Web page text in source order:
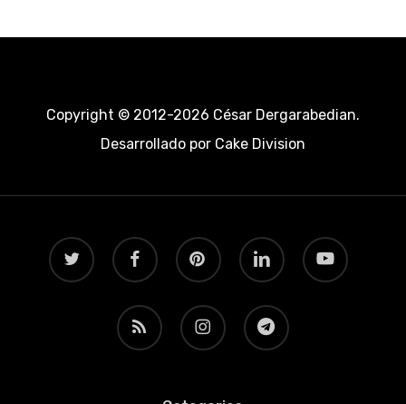
Copyright © 2012-2026 César Dergarabedian.
Desarrollado porCake Division
twitter facebook pinterest linkedin youtube
RSS instagram telegram